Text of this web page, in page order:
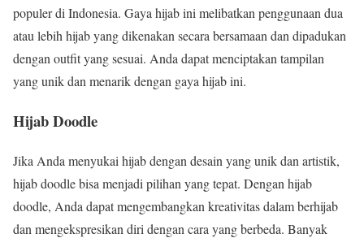
populer di Indonesia. Gaya hijab ini melibatkan penggunaan dua
atau lebih hijab yang dikenakan secara bersamaan dan dipadukan
dengan outfit yang sesuai. Anda dapat menciptakan tampilan
yang unik dan menarik dengan gaya hijab ini.
Hijab Doodle
Jika Anda menyukai hijab dengan desain yang unik dan artistik,
hijab doodle bisa menjadi pilihan yang tepat. Dengan hijab
doodle, Anda dapat mengembangkan kreativitas dalam berhijab
dan mengekspresikan diri dengan cara yang berbeda. Banyak